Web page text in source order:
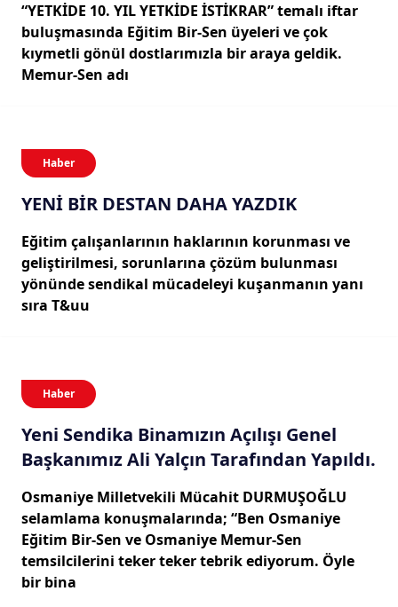
“YETKİDE 10. YIL YETKİDE İSTİKRAR” temalı iftar
buluşmasında Eğitim Bir-Sen üyeleri ve çok
kıymetli gönül dostlarımızla bir araya geldik.
Memur-Sen adı
Haber
YENİ BİR DESTAN DAHA YAZDIK
Eğitim çalışanlarının haklarının korunması ve
geliştirilmesi, sorunlarına çözüm bulunması
yönünde sendikal mücadeleyi kuşanmanın yanı
sıra T&uu
Haber
Yeni Sendika Binamızın Açılışı Genel
Başkanımız Ali Yalçın Tarafından Yapıldı.
Osmaniye Milletvekili Mücahit DURMUŞOĞLU
selamlama konuşmalarında; “Ben Osmaniye
Eğitim Bir-Sen ve Osmaniye Memur-Sen
temsilcilerini teker teker tebrik ediyorum. Öyle
bir bina